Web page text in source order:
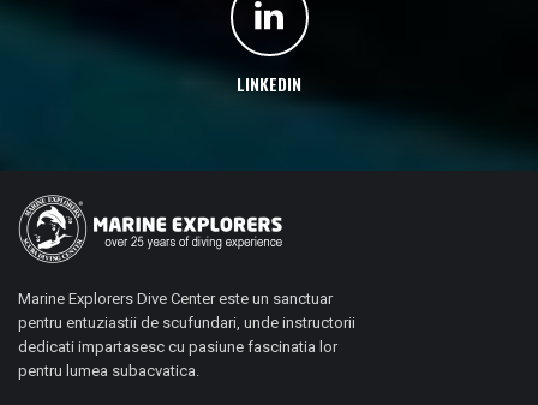
LINKEDIN
Marine Explorers Dive Center este un sanctuar
pentru entuziastii de scufundari, unde instructorii
dedicati impartasesc cu pasiune fascinatia lor
pentru lumea subacvatica.